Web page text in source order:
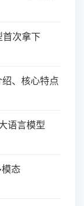
首次拿下
、核心特点
语言模型
态